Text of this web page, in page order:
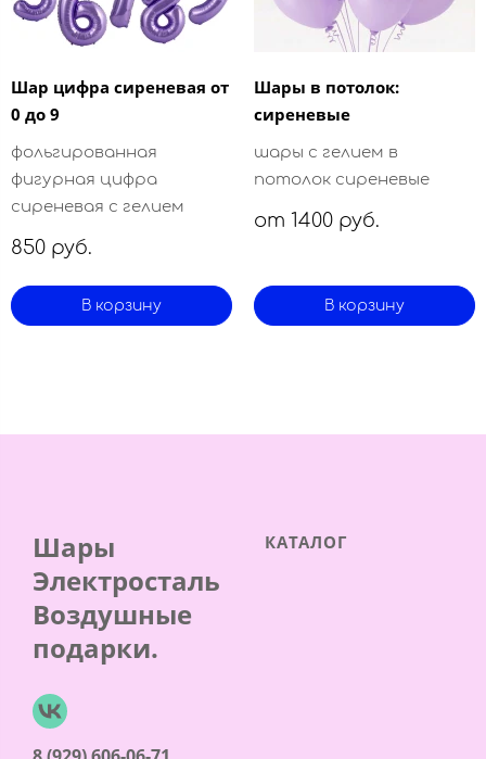
Шар цифра сиреневая от
0 до 9
фольгированная
фигурная цифра
сиреневая с гелием
850 руб.
В корзину
Шары в потолок:
сиреневые
шары с гелием в
потолок сиреневые
от 1400 руб.
В корзину
Шары
Электросталь
Воздушные
подарки.
КАТАЛОГ